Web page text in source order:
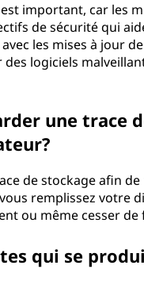
important, car les
de sécurité qui
les mises à jour
logiciels
une trace
de stockage afin
remplissez votre
ou même cesser de
qui se